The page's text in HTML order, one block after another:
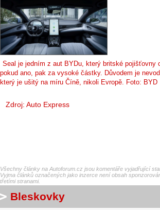
Seal je jedním z aut BYDu, který britské pojišťovny
pokud ano, pak za vysoké částky. Důvodem je
který je ušitý na míru Číně, nikoli Evropě. Foto: BYD
Zdroj: Auto Express
Všechny články na Autoforum.cz jsou komentáře vyjadřující
Vyjma článků označených jako inzerce není obsah
třetími stranami.
Bleskovky